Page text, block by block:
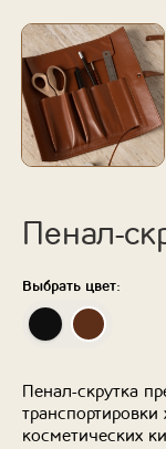
Пенал-
Выбрать цвет:
Пенал-скрутка
косметических